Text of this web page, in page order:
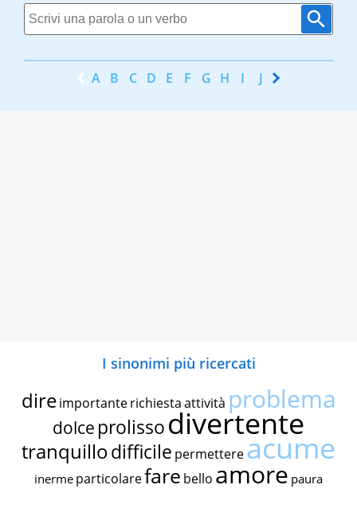
A B C D E F G H I J K
I sinonimi più ricercati
dire importante richiestaattività problema
dolce prolissodivertente
tranquillodifficile permettereacume
inerme particolarefare bello amore paura